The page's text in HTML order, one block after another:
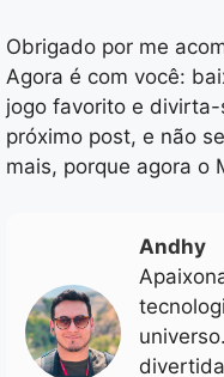
Obrigado por me
Agora é com você:
jogo favorito e
próximo post, e não
mais, porque agora o
Andhy